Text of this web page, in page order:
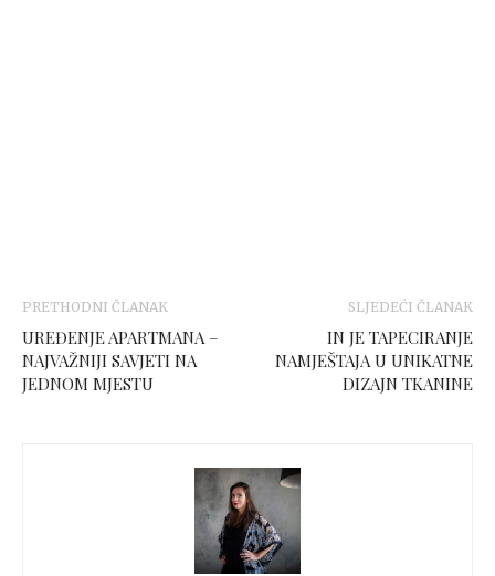
PRETHODNI ČLANAK
UREĐENJE APARTMANA –
NAJVAŽNIJI SAVJETI NA
JEDNOM MJESTU
SLJEDEĆI ČLANAK
IN JE TAPECIRANJE
NAMJEŠTAJA U UNIKATNE
DIZAJN TKANINE